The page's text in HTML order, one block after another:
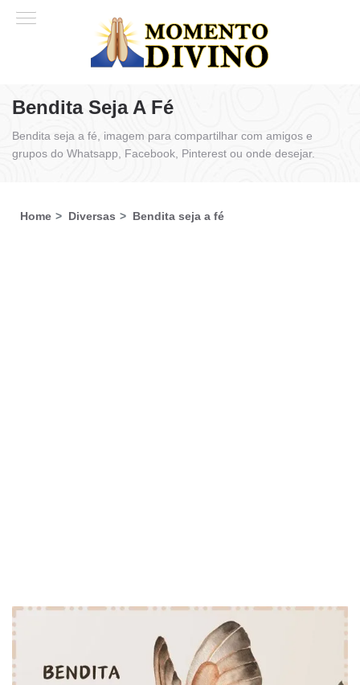
Bendita Seja A Fé
Bendita seja a fé, imagem para compartilhar com amigos e
grupos do Whatsapp, Facebook, Pinterest ou onde desejar.
Home Diversas Bendita seja a fé